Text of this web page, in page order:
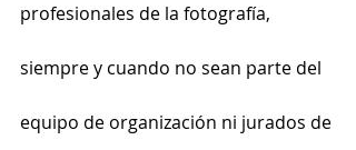
profesionales de la fotografía,
siempre y cuando no sean parte del
equipo de organización ni jurados de